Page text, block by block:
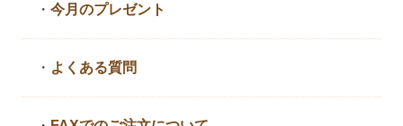
・今月のプレゼント
・ よくある質問